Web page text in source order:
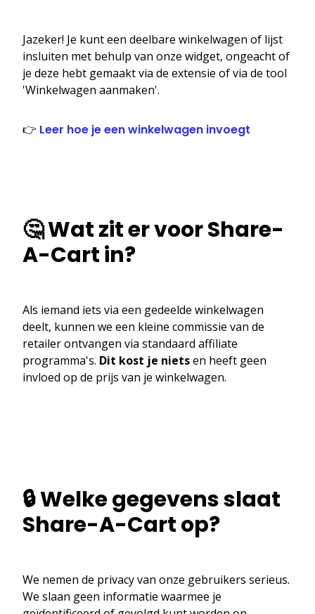
Jazeker! Je kunt een deelbare winkelwagen of lijst
insluiten met behulp van onze widget, ongeacht of
je deze hebt gemaakt via de extensie of via de tool
'Winkelwagen aanmaken'.
👉 Leer hoe je een winkelwagen invoegt
🤔 Wat zit er voor Share-
A-Cart in?
Als iemand iets via een gedeelde winkelwagen
deelt, kunnen we een kleine commissie van de
retailer ontvangen via standaard affiliate
programma's. Dit kost je nietsen heeft geen
invloed op de prijs van je winkelwagen.
🔒 Welke gegevens slaat
Share-A-Cart op?
We nemen de privacy van onze gebruikers serieus.
We slaan geen informatie waarmee je